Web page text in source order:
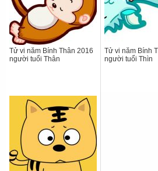
Tử vi năm Bính Thân 2016
người tuổi Thân
Tử vi năm Bính
người tuổi Thìn